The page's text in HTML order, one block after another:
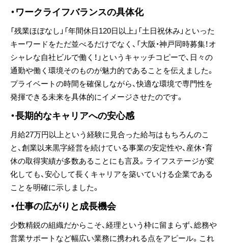
・ワークライフバランスの具体化
「残業ほぼなし」「年間休日120日以上」「土日祝休み」といった
キーワードをただ並べるだけでなく、「大阪・神戸同時募集！オ
シャレな自社ビルで働く！」というキャッチコピーで、日々の
通勤や働く環境そのものが魅力的であることを伝えました。
プライベートの時間を確保しながら、快適な環境で専門性を
発揮できる未来を具体的にイメージさせたのです。
・長期的なキャリアへの安心感
月給27万円以上という経験に見合った給与はもちろんのこ
と、創業以来黒字経営を続けている事業の安定性や、産休・育
休の取得実績が多数あることにも言及。ライフステージが変
化しても、安心して長くキャリアを築いていける企業である
ことを明確に示しました。
・仕事の広がりと成長機会
少数精鋭の組織だからこそ、経理という枠に留まらず、総務や
営業サポートなど幅広い業務に携われる点をアピール。これ